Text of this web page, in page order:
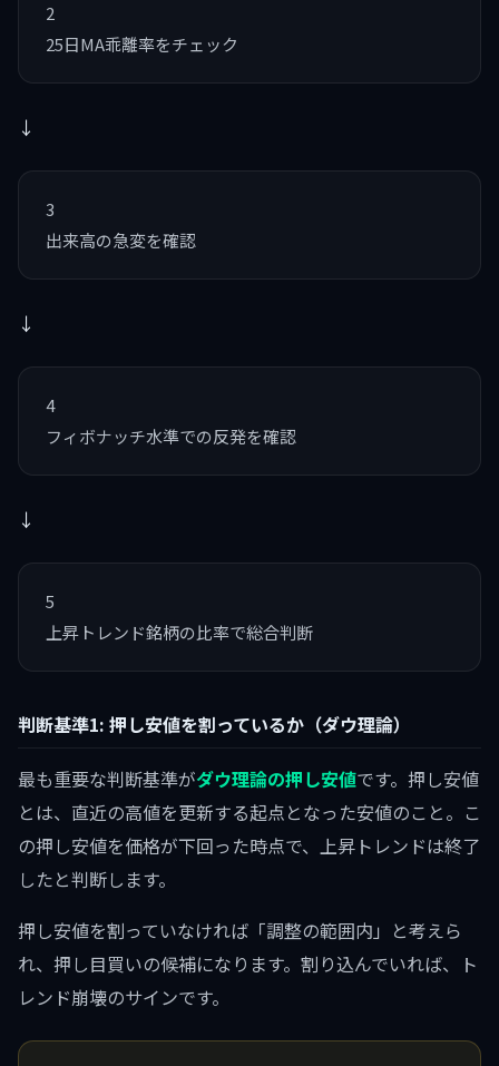
2
25日MA乖離率をチェック
↓
3
出来高の急変を確認
↓
4
フィボナッチ水準での反発を確認
↓
5
上昇トレンド銘柄の比率で総合判断
判断基準1: 押し安値を割っているか（ダウ理論）
最も重要な判断基準がダウ理論の押し安値です。押し安値
とは、直近の高値を更新する起点となった安値のこと。こ
の押し安値を価格が下回った時点で、上昇トレンドは終了
したと判断します。
押し安値を割っていなければ「調整の範囲内」と考えら
れ、押し目買いの候補になります。割り込んでいれば、ト
レンド崩壊のサインです。